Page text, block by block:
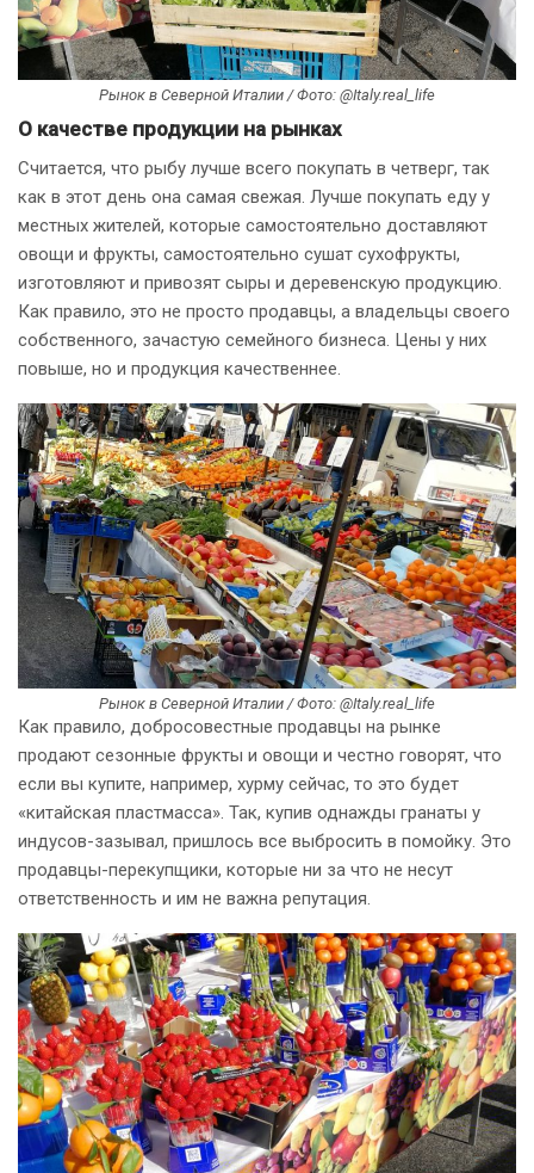
Рынок в Северной Италии / Фото: @Italy.real_life
О качестве продукции на рынках
Считается, что рыбу лучше всего покупать в четверг, так
как в этот день она самая свежая. Лучше покупать еду у
местных жителей, которые самостоятельно доставляют
овощи и фрукты, самостоятельно сушат сухофрукты,
изготовляют и привозят сыры и деревенскую продукцию.
Как правило, это не просто продавцы, а владельцы своего
собственного, зачастую семейного бизнеса. Цены у них
повыше, но и продукция качественнее.
Рынок в Северной Италии / Фото: @Italy.real_life
Как правило, добросовестные продавцы на рынке
продают сезонные фрукты и овощи и честно говорят, что
если вы купите, например, хурму сейчас, то это будет
«китайская пластмасса». Так, купив однажды гранаты у
индусов-зазывал, пришлось все выбросить в помойку. Это
продавцы-перекупщики, которые ни за что не несут
ответственность и им не важна репутация.